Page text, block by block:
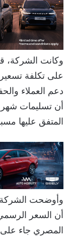
وكانت الشركة،
على تكلفة
دعم العملاء
أن تسليمات
المتفق عليها
وأوضحت
المصري جاء على